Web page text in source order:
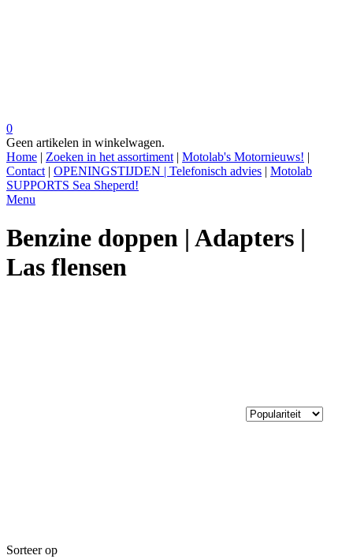
0
Geen artikelen in winkelwagen.
Home | Zoeken in het assortiment | Motolab's Motornieuws! |
Contact | OPENINGSTIJDEN | Telefonisch advies | Motolab
SUPPORTS Sea Sheperd!
Menu
Benzine doppen | Adapters |
Las flensen
Sorteer op